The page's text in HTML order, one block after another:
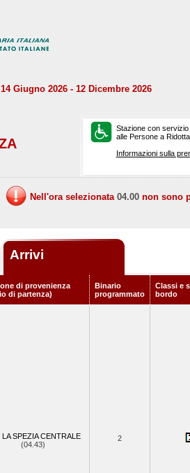
Giugno 2026 - 12 Dicembre 2026
Stazione con
alle Persone a
Informazioni sulla
Nell'ora selezionata 04.00 non sono
Arrivi
di provenienza
di partenza)
Binario
programmato
Classi e
bordo
LA SPEZIA CENTRALE
(04.43)
2